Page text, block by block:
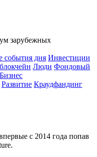
зарубежных
события дня Инвестиции
Люди Фондовый
Бизнес
Развитие Краудфандинг
с 2014 года попав